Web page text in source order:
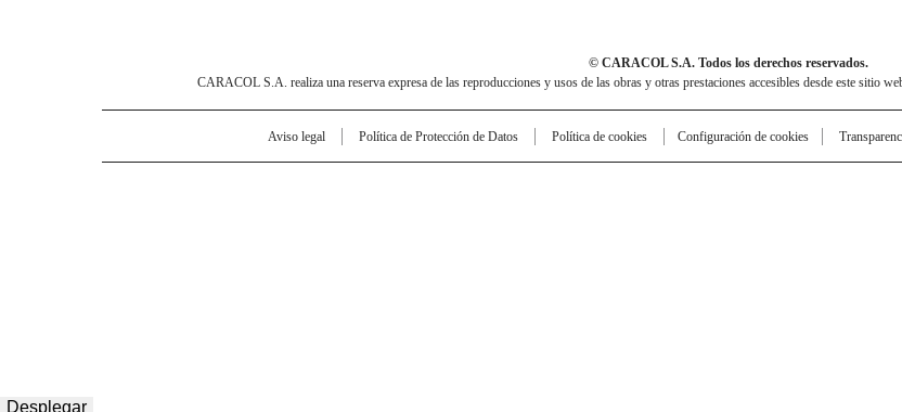
© CARACOL S.A. Todos los derechos reservados.
CARACOL S.A. realiza una reserva expresa de las reproducciones y usos de las obras y otras prestaciones accesibles desde este sitio
Aviso legal Política de Protección de Datos Política de cookies Configuración de cookies
Desplegar